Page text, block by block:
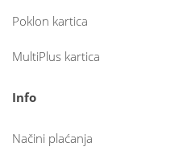
Poklon kartica
MultiPlus kartica
Info
Načini plaćanja